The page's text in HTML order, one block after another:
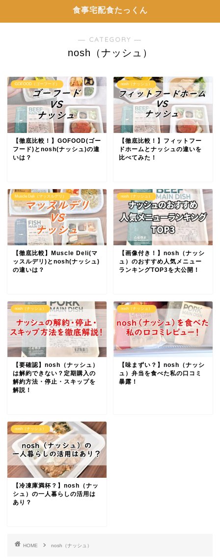
食事宅配食たっくん
― CATEGORY ―
nosh（ナッシュ）
GOFOOD（ゴーフード）
【徹底比較！】GOFOOD(ゴー
フード)とnosh(ナッシュ)の違
いは？
nosh（ナッシュ）
【徹底比較！】フィットフー
ドホームとナッシュの違いを
比べてみた！
Muscle Deli（マッスルデリ）
【徹底比較】Muscle Deli(マ
ッスルデリ)とnosh(ナッシュ)
の違いは？
nosh（ナッシュ）
【画像付き！】nosh（ナッシ
ュ）のおすすめ人気メニュー
ランキングTOP3を大公開！
nosh（ナッシュ）
【要確認】nosh（ナッシュ）
は解約できない？定期購入の
解約方法・停止・スキップを
解説！
nosh（ナッシュ）
【味まずい？】nosh（ナッシ
ュ）弁当を食べた私の口コミ
暴露！
nosh（ナッシュ）
【冷凍庫満杯？】nosh（ナッ
シュ）の一人暮らしの活用は
あり？
HOME nosh（ナッシュ）